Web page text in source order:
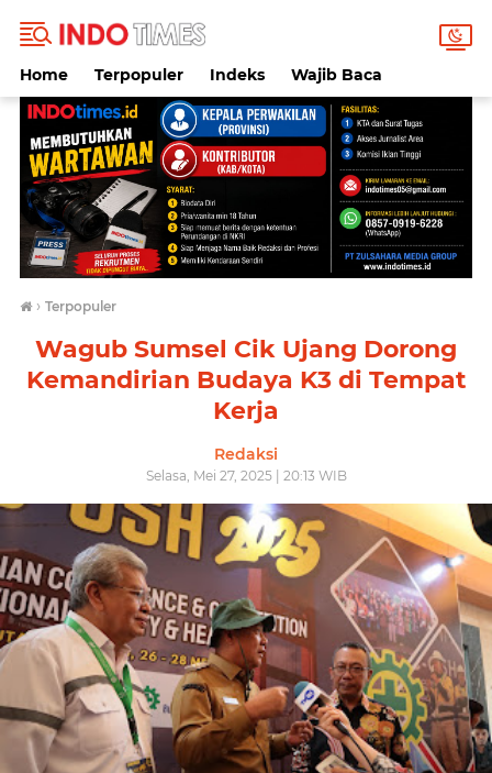
Home Terpopuler Indeks Wajib Baca
› Terpopuler
Wagub Sumsel Cik Ujang Dorong
Kemandirian Budaya K3 di Tempat
Kerja
Redaksi
Selasa, Mei 27, 2025 | 20:13 WIB